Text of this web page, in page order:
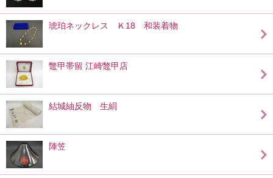
琥珀ネックレス Ｋ18 和装着物
鼈甲帯留 江崎鼈甲店
結城紬反物 生絹
陣笠